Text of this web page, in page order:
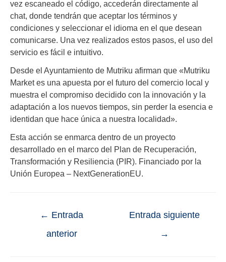
vez escaneado el código, accederán directamente al
chat, donde tendrán que aceptar los términos y
condiciones y seleccionar el idioma en el que desean
comunicarse. Una vez realizados estos pasos, el uso del
servicio es fácil e intuitivo.
Desde el Ayuntamiento de Mutriku afirman que «Mutriku
Market es una apuesta por el futuro del comercio local y
muestra el compromiso decidido con la innovación y la
adaptación a los nuevos tiempos, sin perder la esencia e
identidan que hace única a nuestra localidad».
Esta acción se enmarca dentro de un proyecto
desarrollado en el marco del Plan de Recuperación,
Transformación y Resiliencia (PIR). Financiado por la
Unión Europea – NextGenerationEU.
← Entrada
anterior
Entrada siguiente
→